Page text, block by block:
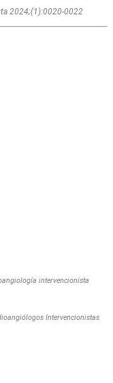
2024;(1):0020-0022
intervencionista
Intervencionistas